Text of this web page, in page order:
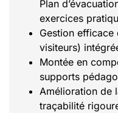
Plan
exercices
Gestion efficace
visiteurs)
Montée en
supports
Amélioration de
traçabilité